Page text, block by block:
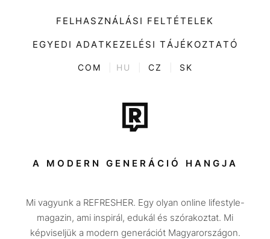
Divat
Kultúra
ENTR
Tech-Tudomány
Sport
Társadalom
Utazás
Életmód
FELHASZNÁLÁSI FELTÉTELEK
EGYEDI ADATKEZELÉSI TÁJÉKOZTATÓ
COM HU CZ SK
A MODERN GENERÁCIÓ HANGJA
Mi vagyunk a REFRESHER. Egy olyan online lifestyle-
magazin, ami inspirál, edukál és szórakoztat. Mi
képviseljük a modern generációt Magyarországon.